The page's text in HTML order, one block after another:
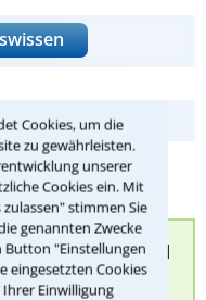
Cookies, um die
zu gewährleisten.
unserer
Cookies ein. Mit
stimmen Sie
genannten Zwecke
Button "Einstellungen
eingesetzten Cookies
Einwilligung
Anschließend
bei